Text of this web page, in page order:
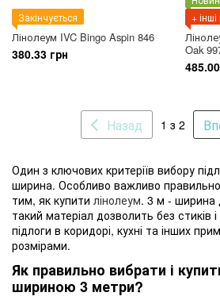
Закінчується
Лінолеум IVC Bingo Aspin 846
380.33 грн
+
Oak
Назад 1 з 2
Один з ключових критеріїв вибору
ширина. Особливо важливо правильно
тим, як купити лінолеум. 3 м - ширина
такий матеріал дозволить без стиків
підлоги в коридорі, кухні та інших
розмірами.
Як правильно вибрати і
шириною 3 метри?